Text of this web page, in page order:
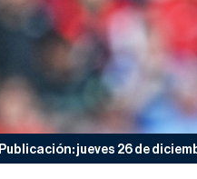
Publicación: jueves 26 de